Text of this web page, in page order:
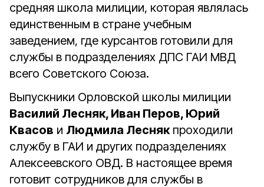
средняя школа милиции, которая являлась
единственным в стране учебным
заведением, где курсантов готовили для
службы в подразделениях ДПС ГАИ МВД
всего Советского Союза.
Выпускники Орловской школы милиции
Василий Лесняк, Иван Перов, Юрий
Квасов и Людмила Леснякпроходили
службу в ГАИ и других подразделениях
Алексеевского ОВД. В настоящее время
готовит сотрудников для службы в